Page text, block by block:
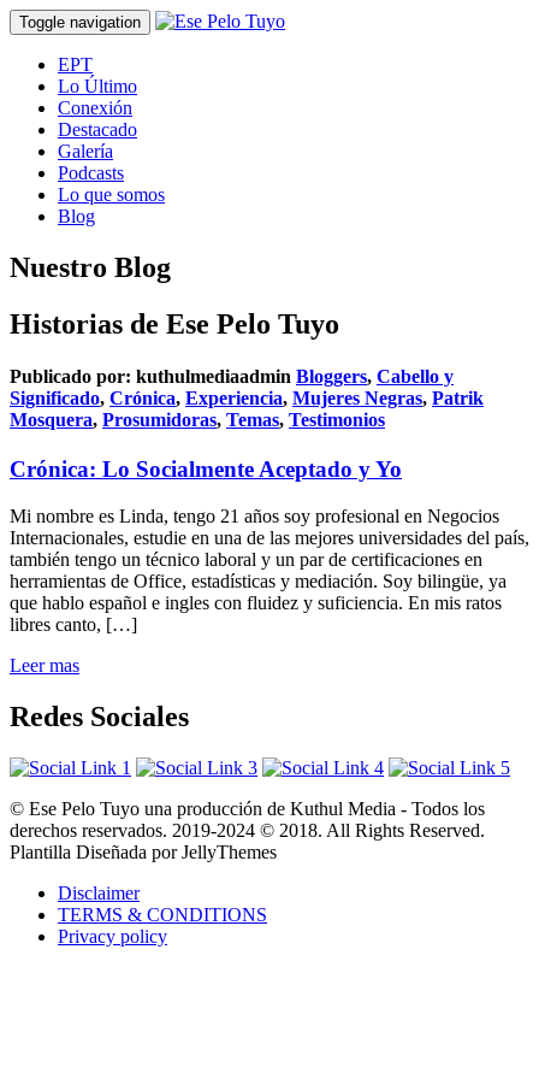
Toggle navigation
EPT
Lo Último
Conexión
Destacado
Galería
Podcasts
Lo que somos
Blog
Nuestro Blog
Historias de Ese Pelo Tuyo
Publicado por: kuthulmediaadmin Bloggers, Cabello y
Significado, Crónica, Experiencia, Mujeres Negras, Patrik
Mosquera, Prosumidoras, Temas, Testimonios
Crónica: Lo Socialmente Aceptado y Yo
Mi nombre es Linda, tengo 21 años soy profesional en Negocios
Internacionales, estudie en una de las mejores universidades del país,
también tengo un técnico laboral y un par de certificaciones en
herramientas de Office, estadísticas y mediación. Soy bilingüe, ya
que hablo español e ingles con fluidez y suficiencia. En mis ratos
libres canto, […]
Leer mas
Redes Sociales
© Ese Pelo Tuyo una producción de Kuthul Media - Todos los
derechos reservados. 2019-2024 © 2018. All Rights Reserved.
Plantilla Diseñada por JellyThemes
Disclaimer
TERMS & CONDITIONS
Privacy policy